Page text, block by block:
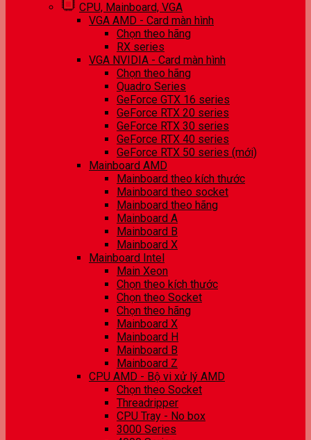
CPU, Mainboard, VGA
VGA AMD - Card màn hình
Chọn theo hãng
RX series
VGA NVIDIA - Card màn hình
Chọn theo hãng
Quadro Series
GeForce GTX 16 series
GeForce RTX 20 series
GeForce RTX 30 series
GeForce RTX 40 series
GeForce RTX 50 series (mới)
Mainboard AMD
Mainboard theo kích thước
Mainboard theo socket
Mainboard theo hãng
Mainboard A
Mainboard B
Mainboard X
Mainboard Intel
Main Xeon
Chọn theo kích thước
Chọn theo Socket
Chọn theo hãng
Mainboard X
Mainboard H
Mainboard B
Mainboard Z
CPU AMD - Bộ vi xử lý AMD
Chọn theo Socket
Threadripper
CPU Tray - No box
3000 Series